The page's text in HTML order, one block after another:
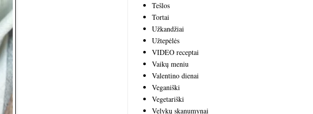
Tešlos
Tortai
Užkandžiai
Užtepėlės
VIDEO receptai
Vaikų meniu
Valentino dienai
Veganiški
Vegetariški
Velykų skanumynai